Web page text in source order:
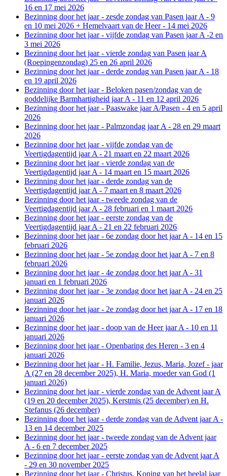
16 en 17 mei 2026
Bezinning door het jaar - zesde zondag van Pasen jaar A - 9
en 10 mei 2026 + Hemelvaart van de Heer - 14 mei 2026
Bezinning door het jaar - vijfde zondag van Pasen jaar A -2 en
3 mei 2026
Bezinning door het jaar - vierde zondag van Pasen jaar A
(Roepingenzondag) 25 en 26 april 2026
Bezinning door het jaar - derde zondag van Pasen jaar A - 18
en 19 april 2026
Bezinning door het jaar - Beloken pasen/zondag van de
goddelijke Barmhartigheid jaar A - 11 en 12 april 2026
Bezinning door het jaar - Paaswake jaar A/Pasen - 4 en 5 april
2026
Bezinning door het jaar - Palmzondag jaar A - 28 en 29 maart
2026
Bezinning door het jaar - vijfde zondag van de
Veertigdagentijd jaar A - 21 maart en 22 maart 2026
Bezinning door het jaar - vierde zondag van de
Veertigdagentijd jaar A - 14 maart en 15 maart 2026
Bezinning door het jaar - derde zondag van de
Veertigdagentijd jaar A - 7 maart en 8 maart 2026
Bezinning door het jaar - tweede zondag van de
Veertigdagentijd jaar A - 28 februari en 1 maart 2026
Bezinning door het jaar - eerste zondag van de
Veertigdagentijd jaar A - 21 en 22 februari 2026
Bezinning door het jaar - 6e zondag door het jaar A - 14 en 15
februari 2026
Bezinning door het jaar - 5e zondag door het jaar A - 7 en 8
februari 2026
Bezinning door het jaar - 4e zondag door het jaar A - 31
januari en 1 februari 2026
Bezinning door het jaar - 3e zondag door het jaar A - 24 en 25
januari 2026
Bezinning door het jaar - 2e zondag door het jaar A - 17 en 18
januari 2026
Bezinning door het jaar - doop van de Heer jaar A - 10 en 11
januari 2026
Bezinning door het jaar - Openbaring des Heren - 3 en 4
januari 2026
Bezinning door het jaar - H. Familie, Jezus, Maria, Jozef - jaar
A (27 en 28 december 2025), H. Maria, moeder van God (1
januari 2026)
Bezinning door het jaar - vierde zondag van de Advent jaar A
(19 en 20 december 2025), Kerstmis (25 december) en H.
Stefanus (26 december)
Bezinning door het jaar - derde zondag van de Advent jaar A -
13 en 14 december 2025
Bezinning door het jaar - tweede zondag van de Advent jaar
A - 6 en 7 december 2025
Bezinning door het jaar - eerste zondag van de Advent jaar A
- 29 en 30 november 2025
Bezinning door het jaar - Christus, Koning van het heelal jaar